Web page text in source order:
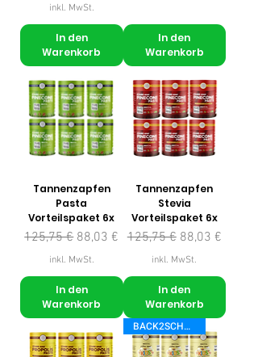
inkl. MwSt.
In den
Warenkorb
In den
Warenkorb
Tannenzapfen
Pasta
Vorteilspaket 6x
Standardpreis
125,75 € Sale-Preis
88,03 €
inkl. MwSt.
In den
Warenkorb
Tannenzapfen
Stevia
Vorteilspaket 6x
Standardpreis
125,75 € Sale-Preis
88,03 €
inkl. MwSt.
In den
Warenkorb
BACK2SCHOOL